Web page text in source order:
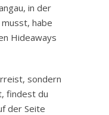
in der
habe
Hideaways
sondern
findest du
der Seite